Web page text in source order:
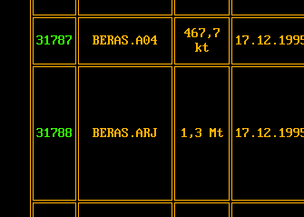
31787 BERAS.A04
467,7
kt
31788 BERAS.ARJ 1,3 Mt